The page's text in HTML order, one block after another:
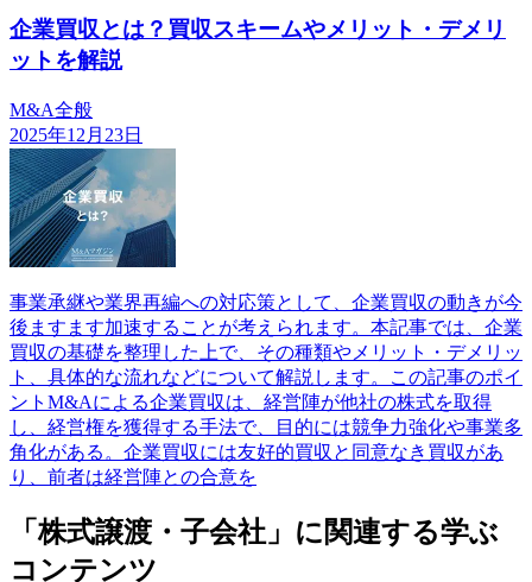
企業買収とは？買収スキームやメリット・デメリ
ットを解説
M&A全般
2025年12月23日
事業承継や業界再編への対応策として、企業買収の動きが今
後ますます加速することが考えられます。本記事では、企業
買収の基礎を整理した上で、その種類やメリット・デメリッ
ト、具体的な流れなどについて解説します。この記事のポイ
ントM&Aによる企業買収は、経営陣が他社の株式を取得
し、経営権を獲得する手法で、目的には競争力強化や事業多
角化がある。企業買収には友好的買収と同意なき買収があ
り、前者は経営陣との合意を
「株式譲渡・子会社」に関連する学ぶ
コンテンツ